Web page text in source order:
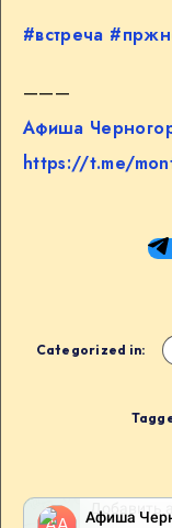
#встреча
———
Афиша
https://t.me/
Categorized in: